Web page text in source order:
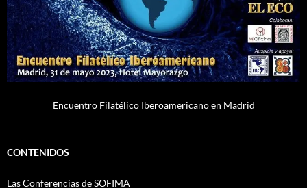
Encuentro Filatélico Iberoamericano en Madrid
CONTENIDOS
Las Conferencias de SOFIMA